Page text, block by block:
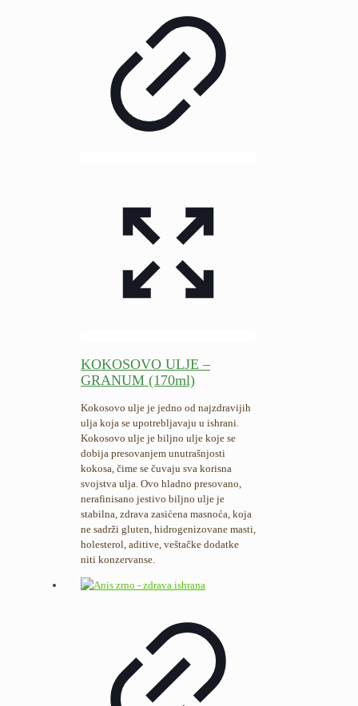
KOKOSOVO ULJE –
GRANUM (170ml)
Kokosovo ulje je jedno od najzdravijih
ulja koja se upotrebljavaju u ishrani.
Kokosovo ulje je biljno ulje koje se
dobija presovanjem unutrašnjosti
kokosa, čime se čuvaju sva korisna
svojstva ulja. Ovo hladno presovano,
nerafinisano jestivo biljno ulje je
stabilna, zdrava zasićena masnoća, koja
ne sadrži gluten, hidrogenizovane masti,
holesterol, aditive, veštačke dodatke
niti konzervanse.